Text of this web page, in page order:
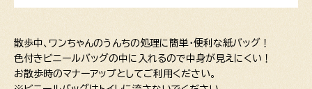
散歩中、ワンちゃんのうんちの処理に簡単・便利な紙バッグ！
色付きビニールバッグの中に入れるので中身が見えにくい！
お散歩時のマナーアップとしてご利用ください。